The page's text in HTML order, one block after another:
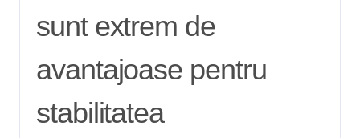
sunt extrem de
avantajoase pentru
stabilitatea